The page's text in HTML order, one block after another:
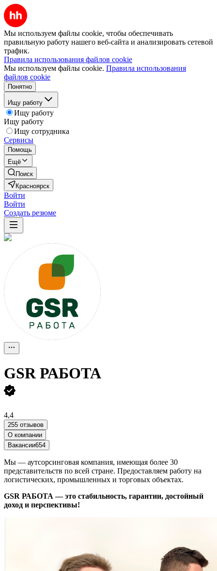
Мы используем файлы cookie, чтобы обеспечивать
правильную работу нашего веб-сайта и анализировать сетевой
трафик.
Правила использования файлов cookie
Мы используем файлы cookie. Правила использования
файлов cookie
Понятно
Ищу работу
Ищу работу
Ищу работу
Ищу сотрудника
Сервисы
Помощь
Ещё
Поиск
Красноярск
Войти
Войти
Создать резюме
GSR РАБОТА
4,4
255 отзывов
О компании
Вакансии654
Мы — аутсорсинговая компания, имеющая более 30
представительств по всей стране. Предоставляем работу на
логистических, промышленных и торговых объектах.
GSR РАБОТА — это стабильность, гарантии, достойный
доход и перспективы!